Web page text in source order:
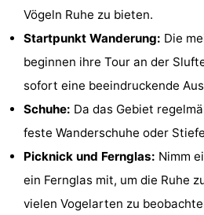
Minigolfplätze
Natur
Führungen
Radfahren
Vögeln Ruhe zu bieten.
Startpunkt Wanderung: Die
beginnen ihre Tour an der
sofort eine beeindruckende
Schuhe: Da das Gebiet
feste Wanderschuhe oder
Picknick und Fernglas: Nimm
ein Fernglas mit, um die Ruhe
vielen Vogelarten zu